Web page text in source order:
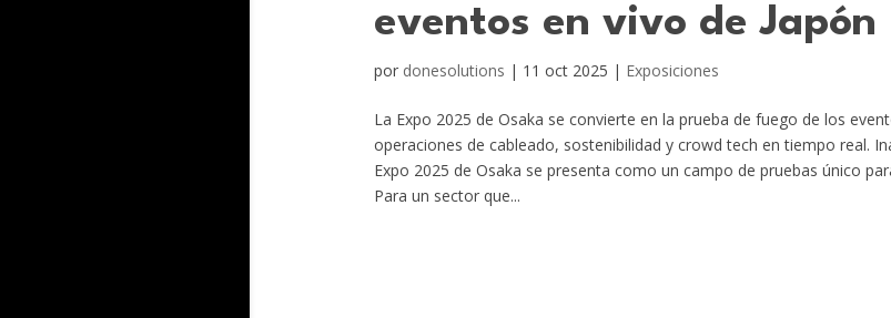
eventos en vivo de Japón
por donesolutions | 11 oct 2025 | Exposiciones
La Expo 2025 de Osaka se convierte en la prueba de fuego de los
operaciones de cableado, sostenibilidad y crowd tech en tiempo real.
Expo 2025 de Osaka se presenta como un campo de pruebas único
Para un sector que...